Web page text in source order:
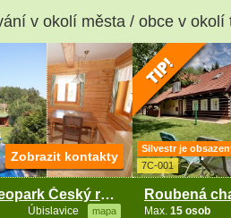
v okolí města / obce v
Chata s bazénem - Geopark Český ráj - Novopacko
Úbislavice mapa
Zobrazit kontakty
Silvestr je
7C-001
Max. 15 osob